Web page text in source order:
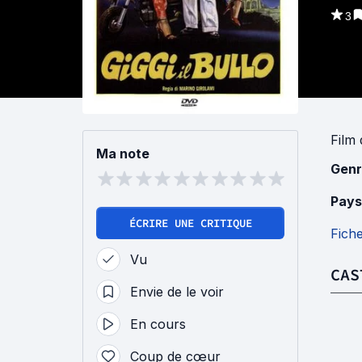
3
Ma note
ÉCRIRE UNE CRITIQUE
Vu
Envie de le voir
En cours
Coup de cœur
Film